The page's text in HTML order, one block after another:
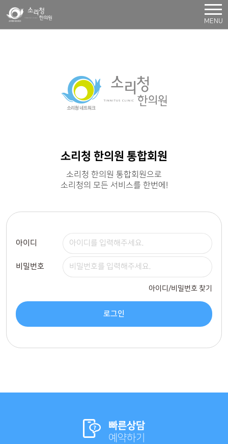
MENU
소리청 한의원 통합회원
소리청 한의원 통합회원으로
소리청의 모든 서비스를 한번에!
아이디
비밀번호
아이디/비밀번호 찾기
로그인
빠른상담
예약하기